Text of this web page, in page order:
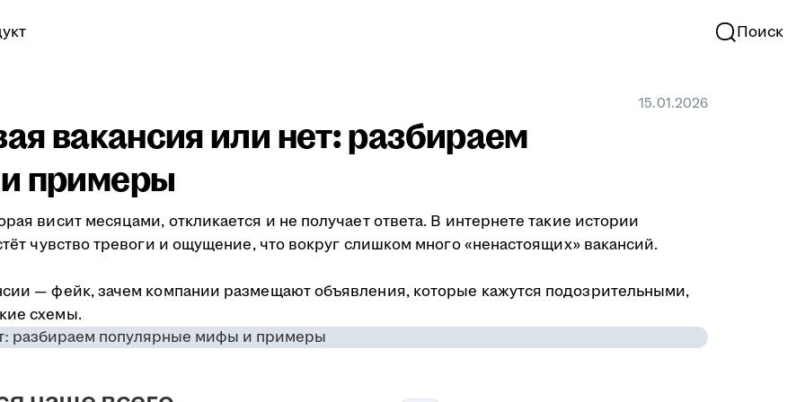
Поиск
15.01.2026
вакансия или нет: разбираем
примеры
висит месяцами, откликается и не получает ответа. В интернете такие истории
чувство тревоги и ощущение, что вокруг слишком много «ненастоящих» вакансий.
— фейк, зачем компании размещают объявления, которые кажутся подозрительными,
схемы.